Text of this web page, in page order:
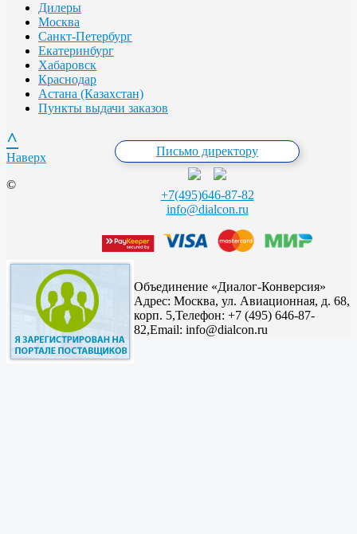
Дилеры
Москва
Санкт-Петербург
Екатеринбург
Хабаровск
Краснодар
Астана (Казахстан)
Пункты выдачи заказов
Письмо директору
+7(495)646-87-82
info@dialcon.ru
^
Наверх
©
Объединение «Диалог-Конверсия»
Адрес: Москва, ул. Авиационная, д. 68,
корп. 5,Телефон: +7 (495) 646-87-
82,Email: info@dialcon.ru